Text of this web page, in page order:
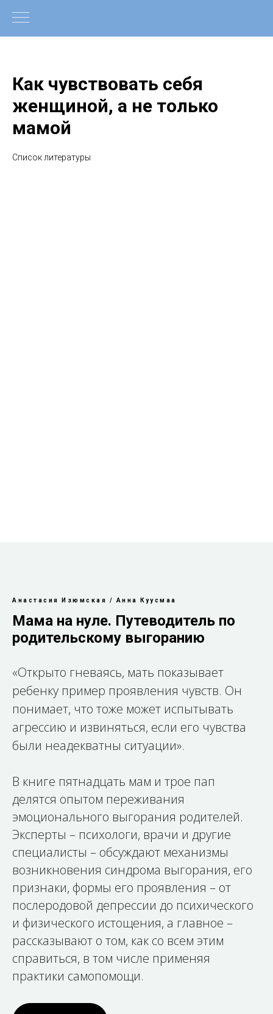
Как чувствовать себя
женщиной, а не только
мамой
Список литературы
Анастасия Изюмская / Анна Куусмаа
Мама на нуле. Путеводитель по
родительскому выгоранию
«Открыто гневаясь, мать показывает
ребенку пример проявления чувств. Он
понимает, что тоже может испытывать
агрессию и извиняться, если его чувства
были неадекватны ситуации».
В книге пятнадцать мам и трое пап
делятся опытом переживания
эмоционального выгорания родителей.
Эксперты – психологи, врачи и другие
специалисты – обсуждают механизмы
возникновения синдрома выгорания, его
признаки, формы его проявления – от
послеродовой депрессии до психического
и физического истощения, а главное –
рассказывают о том, как со всем этим
справиться, в том числе применяя
практики самопомощи.